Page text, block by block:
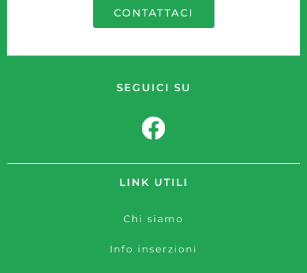
CONTATTACI
LINK UTILI
Chi siamo
Info inserzioni
SEGUICI SU